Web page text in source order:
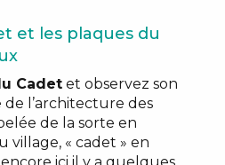
et les plaques du
Cadet et observez son
l’architecture des
de la sorte en
village, « cadet » en